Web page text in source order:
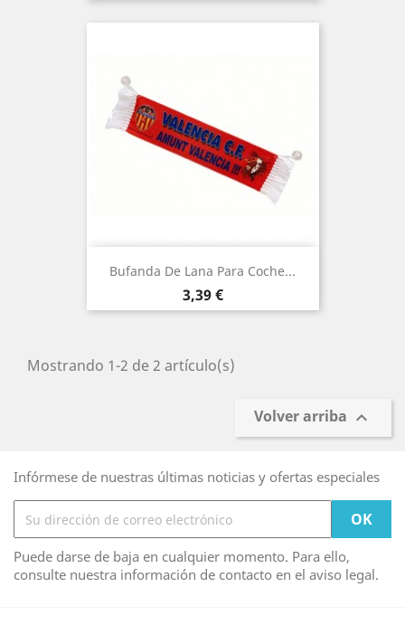
Bufanda De Lana Para Coche...
Precio
3,39 €
Mostrando 1-2 de 2 artículo(s)
Volver arriba 
Infórmese de nuestras últimas noticias y ofertas especiales
Puede darse de baja en cualquier momento. Para ello,
consulte nuestra información de contacto en el aviso legal.